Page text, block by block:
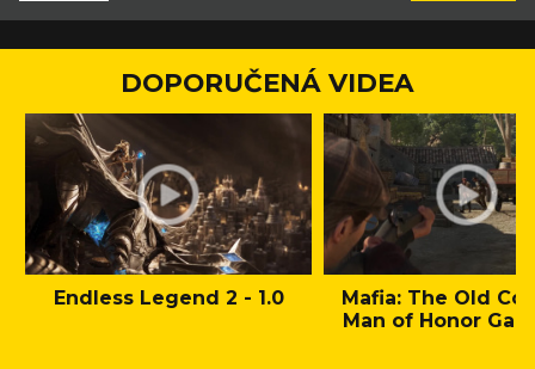
DOPORUČENÁ VIDEA
Endless Legend 2 - 1.0
Mafia: The Old
Man of Honor